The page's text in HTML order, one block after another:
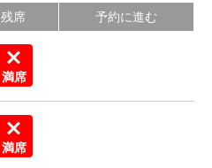
残席 予約に進む
満席
満席